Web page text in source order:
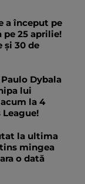
a început pe
pe 25 aprilie!
și 30 de
Dybala
lui
la 4
la ultima
mingea
o dată